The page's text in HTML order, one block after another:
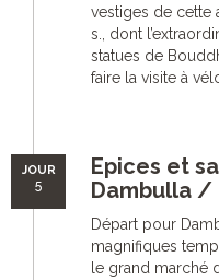
vestiges de cette
s., dont
statues de
faire la visite à
JOUR
5
Epices et
Dambulla /
Départ pour
magnifiques
le grand marché